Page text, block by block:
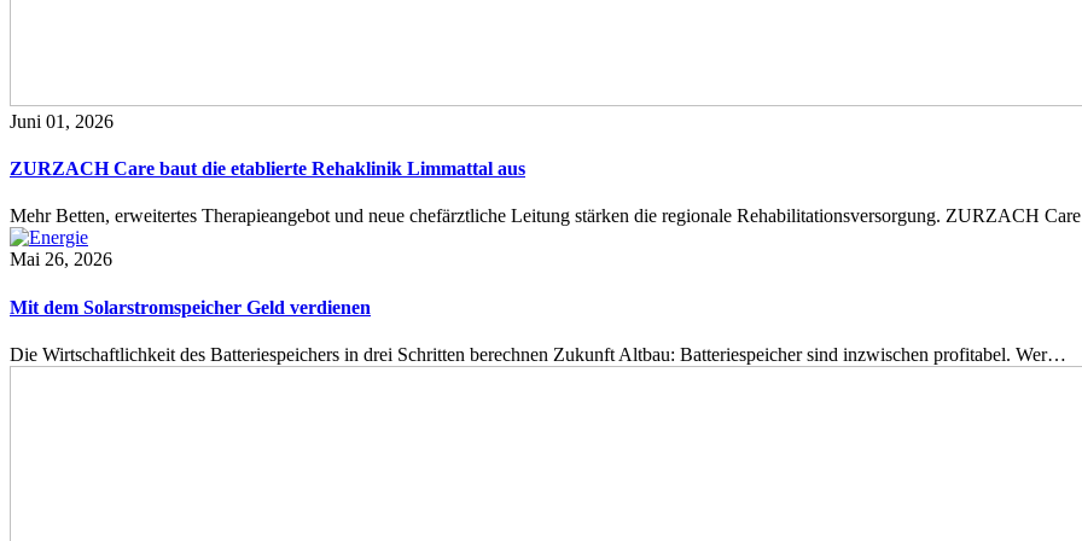
Juni 01, 2026
ZURZACH Care baut die etablierte Rehaklinik Limmattal aus
Mehr Betten, erweitertes Therapieangebot und neue chefärztliche Leitung stärken die regionale Rehabilitationsversorgung. ZURZACH
Mai 26, 2026
Mit dem Solarstromspeicher Geld verdienen
Die Wirtschaftlichkeit des Batteriespeichers in drei Schritten berechnen Zukunft Altbau: Batteriespeicher sind inzwischen profitabel. Wer…